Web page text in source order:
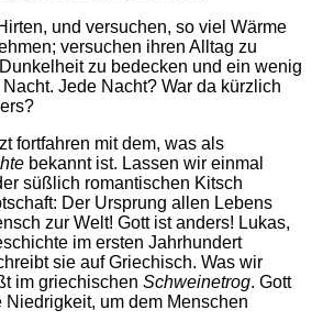
und versuchen, so viel Wärme
versuchen ihren Alltag zu
zu bedecken und ein wenig
Jede Nacht? War da kürzlich
fortfahren mit dem, was als
bekannt ist. Lassen wir einmal
süßlich romantischen Kitsch
Der Ursprung allen Lebens
zur Welt! Gott ist anders! Lukas,
im ersten Jahrhundert
sie auf Griechisch. Was wir
im griechischen Schweinetrog. Gott
um dem Menschen